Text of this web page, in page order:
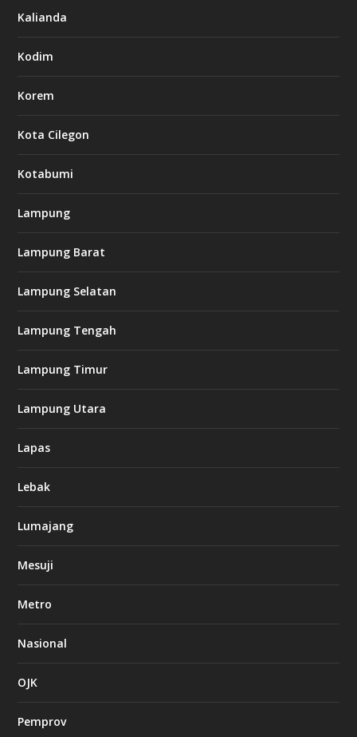
Kalianda
Kodim
Korem
Kota Cilegon
Kotabumi
Lampung
Lampung Barat
Lampung Selatan
Lampung Tengah
Lampung Timur
Lampung Utara
Lapas
Lebak
Lumajang
Mesuji
Metro
Nasional
OJK
Pemprov